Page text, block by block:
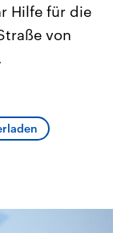
Beiträge,
die Vereinigten
Hilfe für die
von